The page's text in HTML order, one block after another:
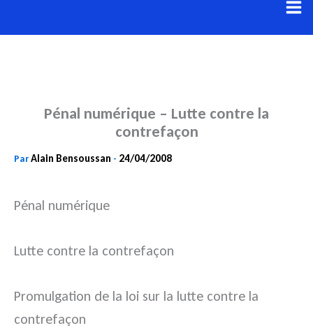
au
Pénal numérique – Lutte contre la
contrefaçon
ParAlain Bensoussan - 24/04/2008
Pénal numérique
Lutte contre la contrefaçon
Promulgation de la loi sur la lutte contre la
contrefaçon